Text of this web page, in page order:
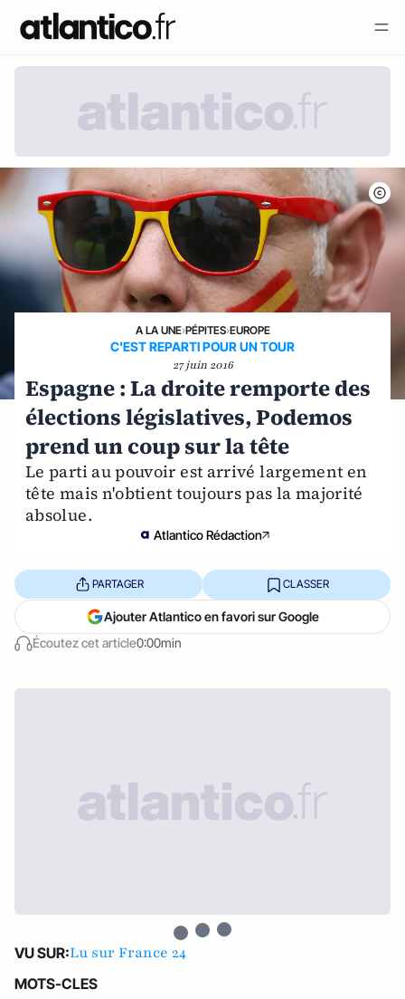
A LA UNE›PÉPITES›EUROPE
C'EST REPARTI POUR UN TOUR
27 juin 2016
Espagne : La droite remporte des
élections législatives, Podemos
prend un coup sur la tête
Le parti au pouvoir est arrivé largement en
tête mais n'obtient toujours pas la majorité
absolue.
Atlantico Rédaction
Écoutez cet article0:00min
PARTAGER CLASSER
Ajouter Atlantico en favori sur Google
VU SUR:Lu sur France 24
MOTS-CLES